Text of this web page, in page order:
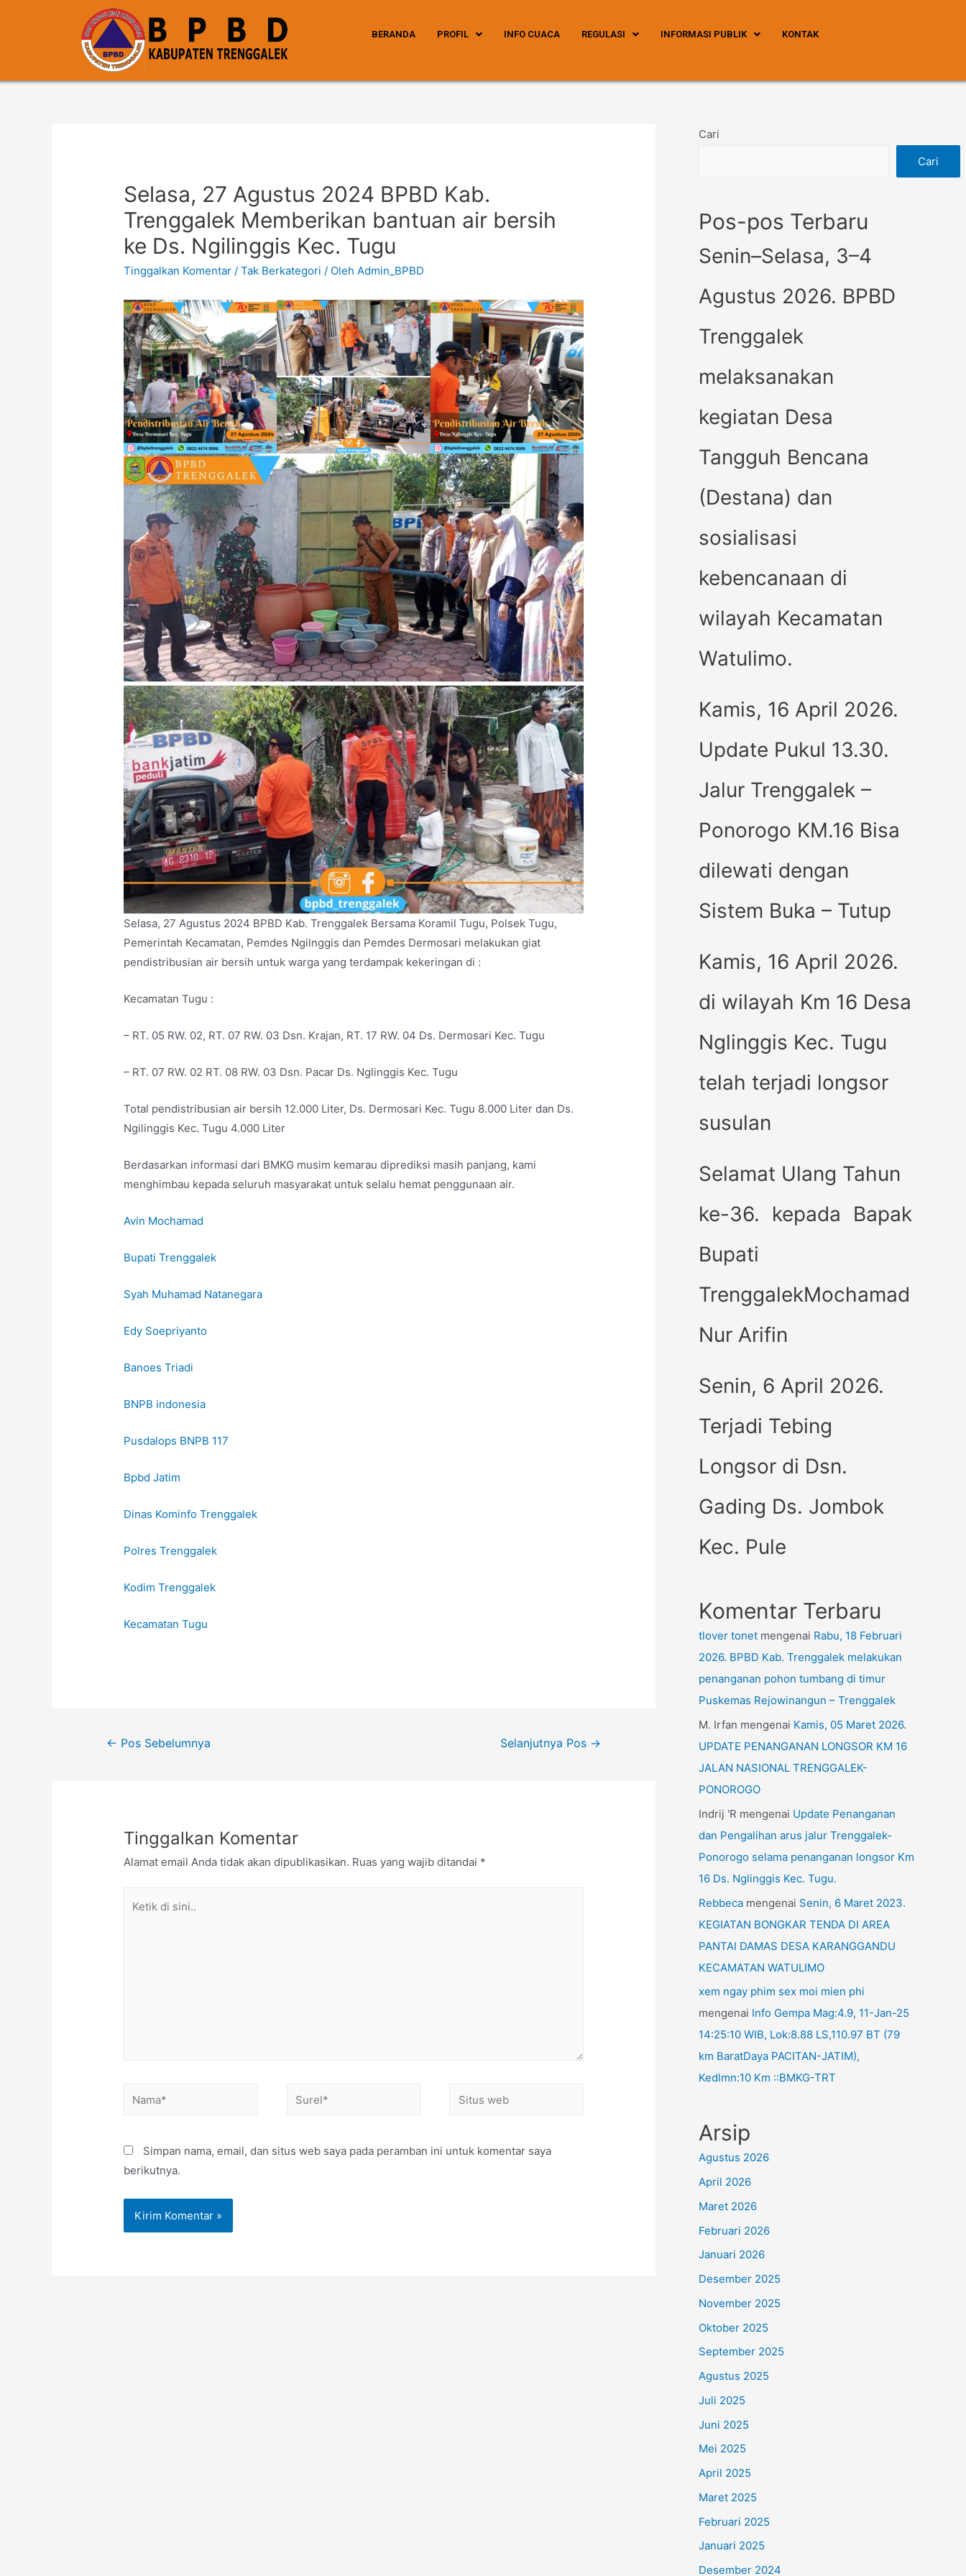
BERANDA PROFIL INFO CUACA REGULASI INFORMASI PUBLIK KONTAK
Selasa, 27 Agustus 2024 BPBD Kab.
Trenggalek Memberikan bantuan air bersih
ke Ds. Ngilinggis Kec. Tugu
Tinggalkan Komentar /Tak Berkategori / OlehAdmin_BPBD
Selasa, 27 Agustus 2024 BPBD Kab. Trenggalek Bersama Koramil Tugu, Polsek Tugu,
Pemerintah Kecamatan, Pemdes Ngilnggis dan Pemdes Dermosari melakukan giat
pendistribusian air bersih untuk warga yang terdampak kekeringan di :
Kecamatan Tugu :
– RT. 05 RW. 02, RT. 07 RW. 03 Dsn. Krajan, RT. 17 RW. 04 Ds. Dermosari Kec. Tugu
– RT. 07 RW. 02 RT. 08 RW. 03 Dsn. Pacar Ds. Nglinggis Kec. Tugu
Total pendistribusian air bersih 12.000 Liter, Ds. Dermosari Kec. Tugu 8.000 Liter dan Ds.
Ngilinggis Kec. Tugu 4.000 Liter
Berdasarkan informasi dari BMKG musim kemarau diprediksi masih panjang, kami
menghimbau kepada seluruh masyarakat untuk selalu hemat penggunaan air.
Avin Mochamad
Bupati Trenggalek
Syah Muhamad Natanegara
Edy Soepriyanto
Banoes Triadi
BNPB indonesia
Pusdalops BNPB 117
Bpbd Jatim
Dinas Kominfo Trenggalek
Polres Trenggalek
Kodim Trenggalek
Kecamatan Tugu
← Pos Sebelumnya Selanjutnya Pos →
Tinggalkan Komentar
Alamat email Anda tidak akan dipublikasikan. Ruas yang wajib ditandai *
Simpan nama, email, dan situs web saya pada peramban ini untuk komentar saya
berikutnya.
Cari
Cari
Pos-pos Terbaru
Senin–Selasa, 3–4
Agustus 2026. BPBD
Trenggalek
melaksanakan
kegiatan Desa
Tangguh Bencana
(Destana) dan
sosialisasi
kebencanaan di
wilayah Kecamatan
Watulimo.
Kamis, 16 April 2026.
Update Pukul 13.30.
Jalur Trenggalek –
Ponorogo KM.16 Bisa
dilewati dengan
Sistem Buka – Tutup
Kamis, 16 April 2026.
di wilayah Km 16 Desa
Nglinggis Kec. Tugu
telah terjadi longsor
susulan
Selamat Ulang Tahun
ke-36. kepada Bapak
Bupati
TrenggalekMochamad
Nur Arifin
Senin, 6 April 2026.
Terjadi Tebing
Longsor di Dsn.
Gading Ds. Jombok
Kec. Pule
Komentar Terbaru
tlover tonet mengenai Rabu, 18 Februari
2026. BPBD Kab. Trenggalek melakukan
penanganan pohon tumbang di timur
Puskemas Rejowinangun – Trenggalek
M. Irfan mengenai Kamis, 05 Maret 2026.
UPDATE PENANGANAN LONGSOR KM 16
JALAN NASIONAL TRENGGALEK-
PONOROGO
Indrij 'R mengenai Update Penanganan
dan Pengalihan arus jalur Trenggalek-
Ponorogo selama penanganan longsor Km
16 Ds. Nglinggis Kec. Tugu.
Rebbeca mengenai Senin, 6 Maret 2023.
KEGIATAN BONGKAR TENDA DI AREA
PANTAI DAMAS DESA KARANGGANDU
KECAMATAN WATULIMO
xem ngay phim sex moi mien phi
mengenai Info Gempa Mag:4.9, 11-Jan-25
14:25:10 WIB, Lok:8.88 LS,110.97 BT (79
km BaratDaya PACITAN-JATIM),
Kedlmn:10 Km ::BMKG-TRT
Arsip
Agustus 2026
April 2026
Maret 2026
Februari 2026
Januari 2026
Desember 2025
November 2025
Oktober 2025
September 2025
Agustus 2025
Juli 2025
Juni 2025
Mei 2025
April 2025
Maret 2025
Februari 2025
Januari 2025
Desember 2024